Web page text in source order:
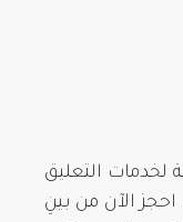
لخدمات التعليق
الآن من بينِ